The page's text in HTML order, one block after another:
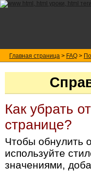
Главная страница > FAQ >
Как убрать
странице?
Чтобы обнулить
используйте
значениями,